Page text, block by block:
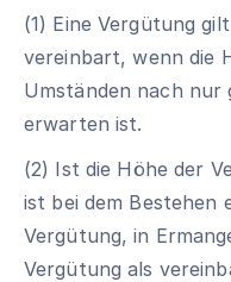
(1) Eine Vergütung
vereinbart, wenn die
Umständen nach nur
erwarten ist.
(2) Ist die Höhe der
ist bei dem Bestehen
Vergütung, in
Vergütung als